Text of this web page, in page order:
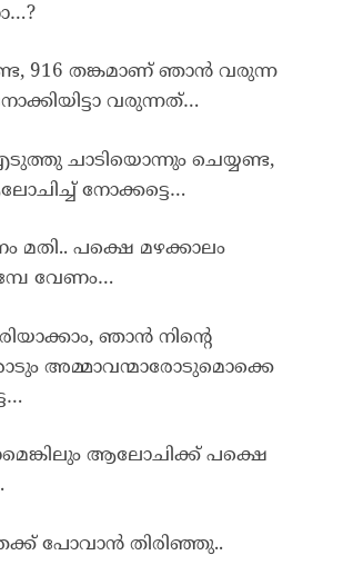
916 തങ്കമാണ് ഞാൻ വരുന്ന
വരുന്നത്…
ചാടിയൊന്നും ചെയ്യണ്ട,
നോക്കട്ടെ…
മതി.. പക്ഷെ മഴക്കാലം
വേണം…
ഞാൻ നിന്റെ
അമ്മാവന്മാരോടുമൊക്കെ
ആലോചിക്ക് പക്ഷെ
പോവാൻ തിരിഞ്ഞു..